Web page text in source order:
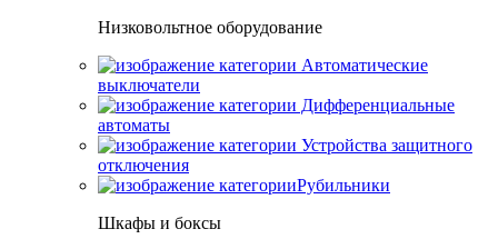
Низковольтное оборудование
Автоматические
выключатели
Дифференциальные
автоматы
Устройства защитного
отключения
Рубильники
Шкафы и боксы